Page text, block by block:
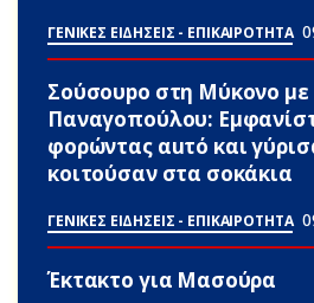
ΓΕΝΙΚΕΣ ΕΙΔΗΣΕΙΣ - ΕΠΙΚΑΙΡΟΤΗΤΑ
Σούσουpο στη Μύκονο με
Παναγοπούλου:
φορώντας αuτό και
κοιτούσαν στα σοκάκια
ΓΕΝΙΚΕΣ ΕΙΔΗΣΕΙΣ - ΕΠΙΚΑΙΡΟΤΗΤΑ
Έκτακτο για Μασούρα